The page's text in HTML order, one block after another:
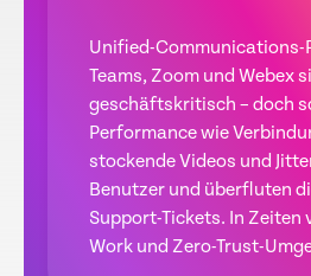
Unified-
Teams, Zoom und Webex
geschäftskritisch – doch
Performance wie
stockende Videos und
Benutzer und überfluten
Support-Tickets. In Zeiten
Work und Zero-Trust-